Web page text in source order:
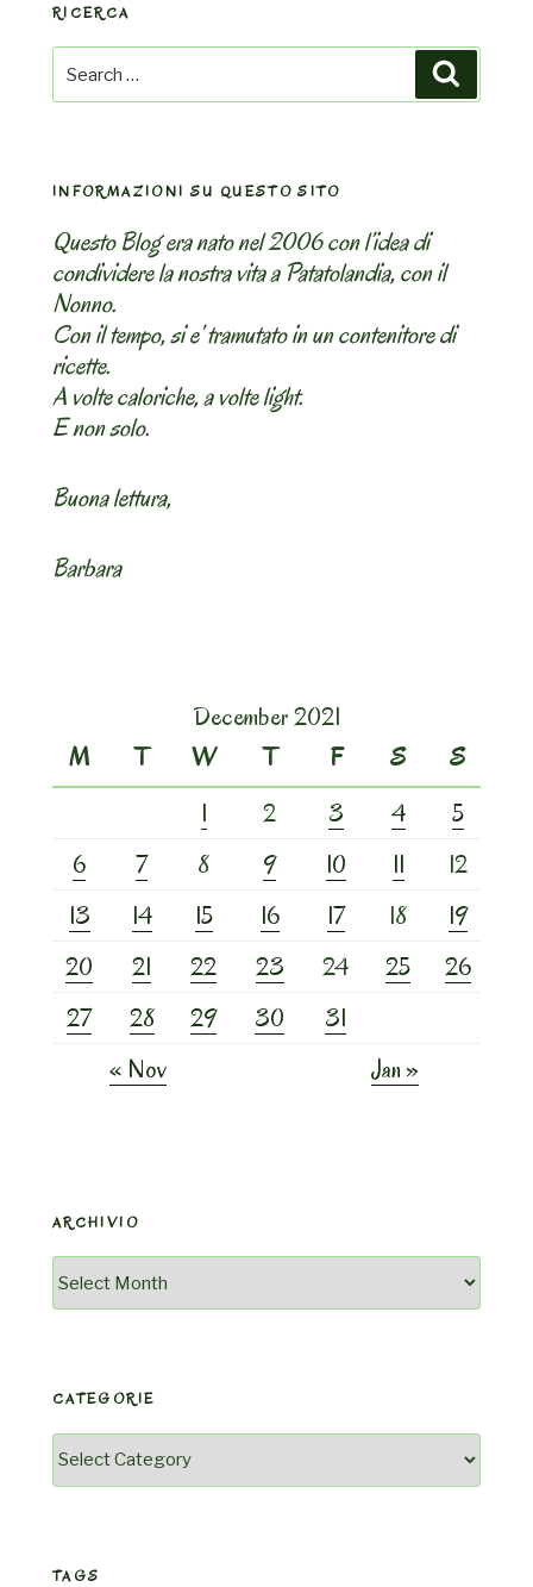
RICERCA
Search
for:
INFORMAZIONI SU QUESTO SITO
Questo Blog era nato nel 2006 con l’idea di
condividere la nostra vita a Patatolandia, con il
Nonno.
Con il tempo, si e’ tramutato in un contenitore di
ricette.
A volte caloriche, a volte light.
E non solo.
Buona lettura,
Barbara
December 2021
M
T W T F S
S
1
2 3 4
5
6
7 8 9 10 11
12
13
14 15 16 17 18
19
20
21 22 23 24 25
26
27
28 29 30
31
« Nov
Jan »
ARCHIVIO
Archivio
CATEGORIE
Categorie
TAGS